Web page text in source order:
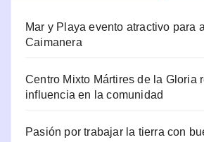
Mar y Playa evento atractivo para
Caimanera
Centro Mixto Mártires de la Gloria
influencia en la comunidad
Pasión por trabajar la tierra con